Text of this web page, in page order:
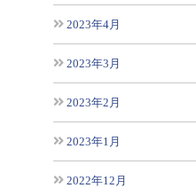
2023年4月
2023年3月
2023年2月
2023年1月
2022年12月